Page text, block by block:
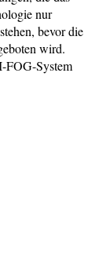
nur
bevor die
wird.
FOG-System